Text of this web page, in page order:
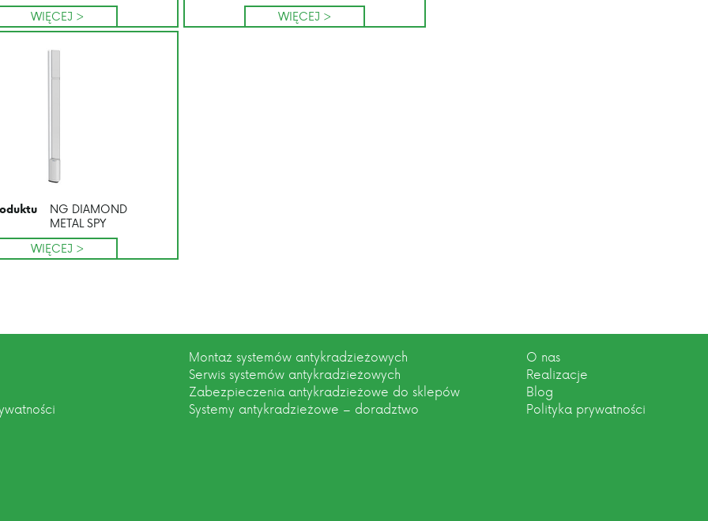
WIĘCEJ >
WIĘCEJ >
NG DIAMOND
METAL SPY
WIĘCEJ >
Montaż systemów antykradzieżowych
Serwis systemów antykradzieżowych
Zabezpieczenia antykradzieżowe do sklepów
Systemy antykradzieżowe – doradztwo
O nas
Realizacje
Blog
Polityka prywatności